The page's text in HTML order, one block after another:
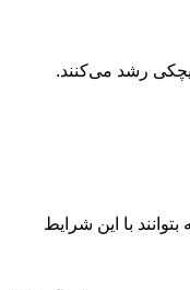
رشد می‌کنند.
با این شرایط